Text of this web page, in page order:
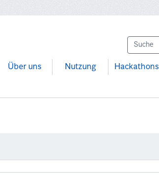
Über uns Nutzung Hackathons